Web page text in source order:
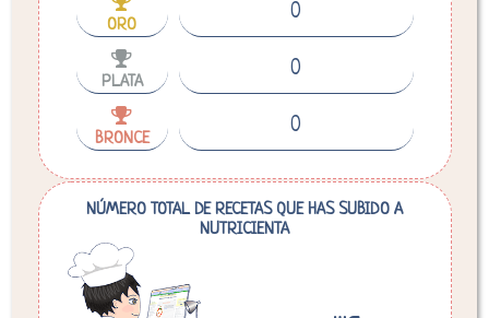
ORO
0
PLATA
0
BRONCE
0
NÚMERO TOTAL DE RECETAS QUE HAS SUBIDO A
NUTRICIENTA